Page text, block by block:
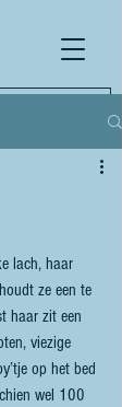
lach, haar
ze een te
haar zit een
viezige
op het bed
wel 100